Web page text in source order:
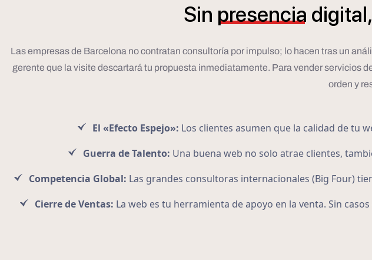
Sin presencia digital,
Las empresas de Barcelona no contratan consultoría por impulso; lo hacen tras un
gerente que la visite descartará tu propuesta inmediatamente. Para vender servicios
orden y
El «Efecto Espejo»: Los clientes asumen que la calidad de tu
Guerra de Talento: Una buena web no solo atrae clientes,
Competencia Global: Las grandes consultoras internacionales (Big Four)
Cierre de Ventas: La web es tu herramienta de apoyo en la venta. Sin